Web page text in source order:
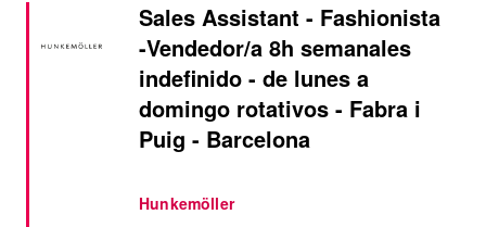
Sales Assistant - Fashionista
-Vendedor/a 8h semanales
indefinido - de lunes a
domingo rotativos - Fabra i
Puig - Barcelona
Hunkemöller